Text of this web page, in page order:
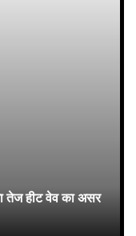
तेज हीट वेव का असर